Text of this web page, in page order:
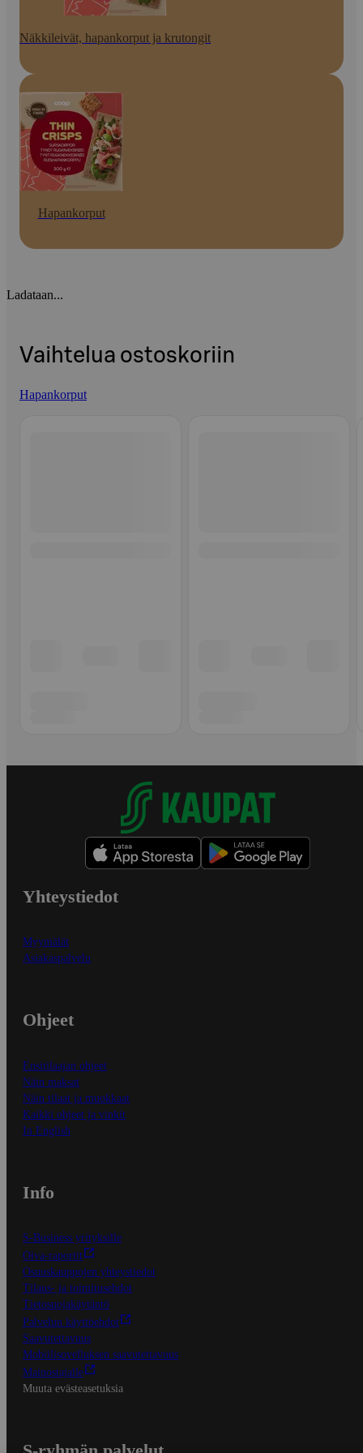
Näkkileivät, hapankorput ja krutongit
Hapankorput
Ladataan...
Vaihtelua ostoskoriin
Hapankorput
Yhteystiedot
Myymälät
Asiakaspalvelu
Ohjeet
Ensitilaajan ohjeet
Näin maksat
Näin tilaat ja muokkaat
Kaikki ohjeet ja vinkit
In English
Info
S-Business yrityksille
Oiva-raportit
Osuuskauppojen yhteystiedot
Tilaus- ja toimitusehdot
Tietosuojakäytäntö
Palvelun käyttöehdot
Saavutettavuus
Mobiilisovelluksen saavutettavuus
Mainostajalle
Muuta evästeasetuksia